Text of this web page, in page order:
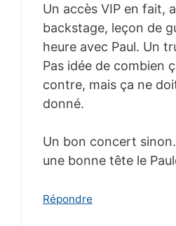
Un accès VIP en fait,
backstage, leçon de
heure avec Paul. Un
Pas idée de combien
contre, mais ça ne
donné.
Un bon concert sinon.
une bonne tête le
Répondre